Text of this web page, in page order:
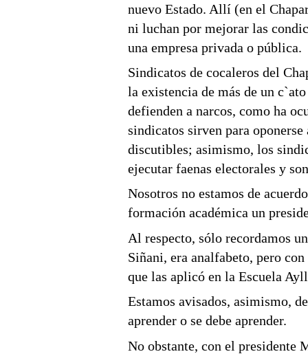
nuevo Estado. Allí (en el
ni luchan por mejorar las
una empresa privada o pública.
Sindicatos de cocaleros del
la existencia de más de un
defienden a narcos, como ha
sindicatos sirven para oponerse
discutibles; asimismo, los
ejecutar faenas electorales y
Nosotros no estamos de
formación académica un
Al respecto, sólo recordamos
Siñani, era analfabeto, pero
que las aplicó en la Escuela
Estamos avisados, asimismo,
aprender o se debe aprender.
No obstante, con el presidente